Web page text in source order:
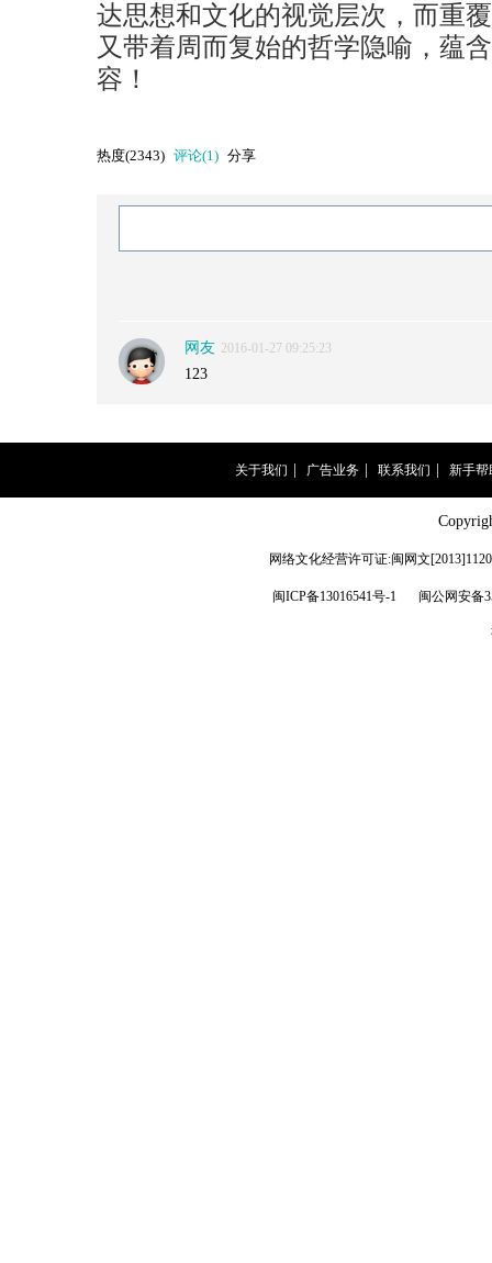
达思想和文化的视觉层次，而重
又带着周而复始的哲学隐喻，蕴
容！
热度(2343) 评论(1) 分享
网友 2016-01-27 09:25:23
123
关于我们 广告业务 联系我们 新手帮
网络文化经营许可证:闽网文
闽ICP备13016541号-1 闽公网安备